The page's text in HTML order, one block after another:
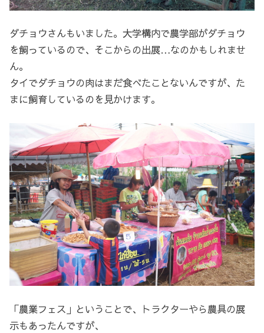
ダチョウさんもいました。大学構内で農学部がダチョウ
を飼っているので、そこからの出展…なのかもしれませ
ん。
タイでダチョウの肉はまだ食べたことないんですが、た
まに飼育しているのを見かけます。
「農業フェス」ということで、トラクターやら農具の展
示もあったんですが、